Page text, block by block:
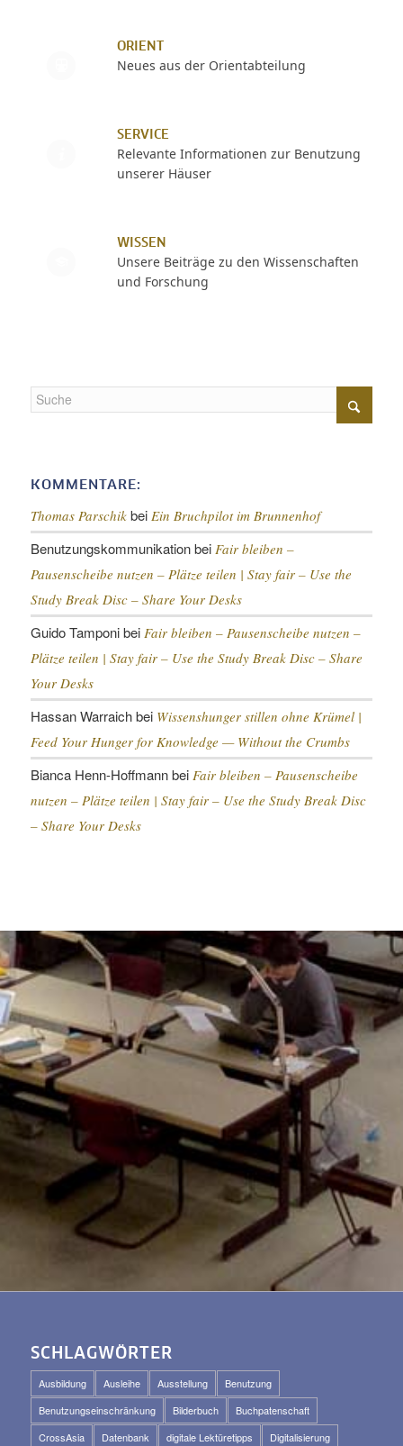
ORIENT
Neues aus der Orientabteilung
SERVICE
Relevante Informationen zur Benutzung
unserer Häuser
WISSEN
Unsere Beiträge zu den Wissenschaften
und Forschung
KOMMENTARE:
Thomas Parschikbei Ein Bruchpilot im Brunnenhof
Benutzungskommunikationbei Fair bleiben –
Pausenscheibe nutzen – Plätze teilen | Stay fair – Use the
Study Break Disc – Share Your Desks
Guido Tamponibei Fair bleiben – Pausenscheibe nutzen –
Plätze teilen | Stay fair – Use the Study Break Disc – Share
Your Desks
Hassan Warraichbei Wissenshunger stillen ohne Krümel |
Feed Your Hunger for Knowledge — Without the Crumbs
Bianca Henn-Hoffmannbei Fair bleiben – Pausenscheibe
nutzen – Plätze teilen | Stay fair – Use the Study Break Disc
– Share Your Desks
SCHLAGWÖRTER
Ausbildung Ausleihe Ausstellung
Benutzung
Benutzungseinschränkung
Bilderbuch
Buchpatenschaft
CrossAsia
Datenbank digitale Lektüretipps
Digitalisierung